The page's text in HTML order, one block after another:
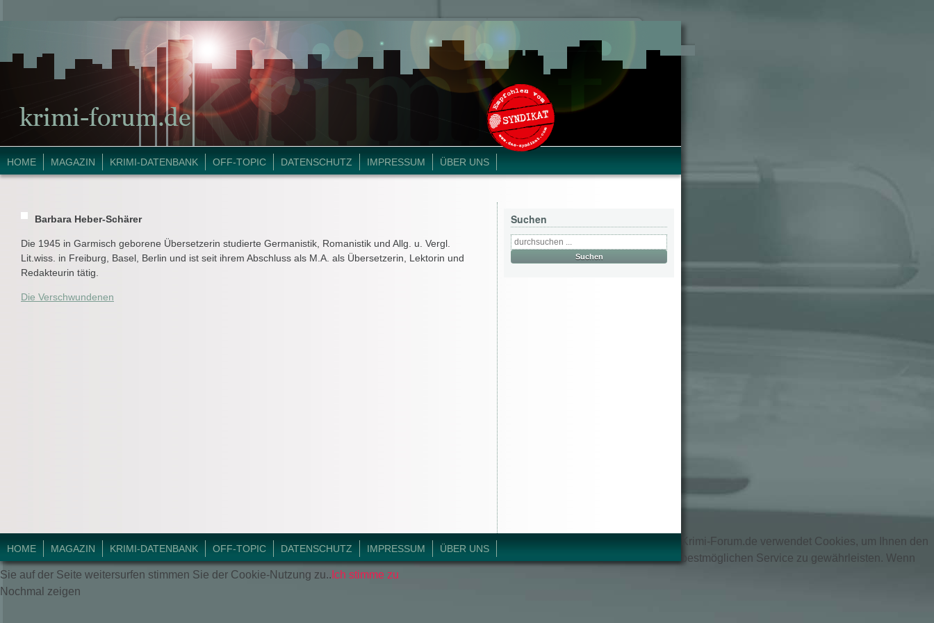
HOME MAGAZIN KRIMI-DATENBANK OFF-TOPIC DATENSCHUTZ IMPRESSUM ÜBER UNS
Barbara Heber-Schärer
Die 1945 in Garmisch geborene Übersetzerin studierte Germanistik, Romanistik und Allg. u. Vergl.
Lit.wiss. in Freiburg, Basel, Berlin und ist seit ihrem Abschluss als M.A. als Übersetzerin, Lektorin und
Redakteurin tätig.
Die Verschwundenen
Suchen
HOME MAGAZIN KRIMI-DATENBANK OFF-TOPIC DATENSCHUTZ IMPRESSUM ÜBER UNS
© 2018 Krimi-Forum.
Krimi-Forum.de verwendet Cookies, um Ihnen den
bestmöglichen Service zu gewährleisten. Wenn
Sie auf der Seite weitersurfen stimmen Sie der Cookie-Nutzung zu.. Ich stimme zu
Nochmal zeigen